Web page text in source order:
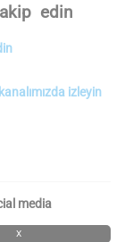
edin
izleyin
media
X